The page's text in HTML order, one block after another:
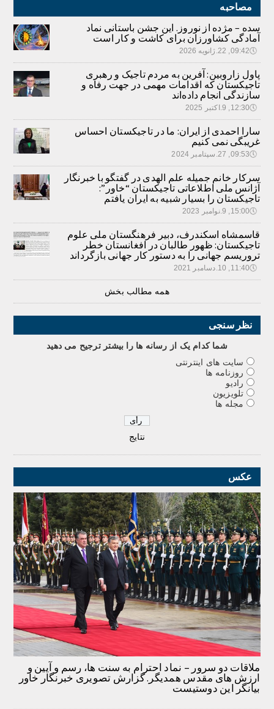
مصاحبه
سده – مژده از نوروز. این جشن باستانی نماد
آمادگی کشاورزان برای کاشت و کار است
🕔09:42, 22.ژانویه 2026
پاول زاروبین: آفرین به مردم تاجیک و رهبری
تاجیکستان که اقدامات مهمی در جهت رفاه و
سازندگی انجام داده‌اند
🕔12:30, 9.اکتبر 2025
سارا احمدی از ایران: ما در تاجیکستان احساس
غریبگی نمی کنیم
🕔09:53, 27.سپتامبر 2024
سرکار خانم جمیله علم الهدی در گفتگو با خبرنگار
آژانس ملی اطلاعاتی تاجیکستان “خاور”:
تاجیکستان را بسیار شبیه به ایران یافتم
🕔15:00, 9.نوامبر 2023
قاسمشاه اسکندرف، دبیر فرهنگستان ملی علوم
تاجیکستان: ظهور طالبان در افغانستان خطر
تروریسم جهانی را به دستور کار جهانی بازگرداند
🕔11:40, 10.دسامبر 2021
همه مطالب بخش
نظر سنجی
شما کدام يک از رسانه ها را بيشتر ترجيح می دهيد
سایت های اینترنتی
روزنامه ها
رادیو
تلویزیون
مجله ها
نتایج
عکس
ملاقات دو سرور – نماد احترام به سنت ها، رسم و آیین و
ارزش های مقدس همدیگر. گزارش تصویری خبرنگار خاور
بیانگر این دوستیست